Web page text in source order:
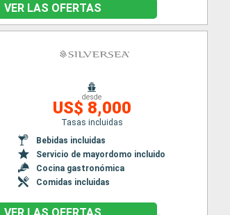
VER LAS OFERTAS
desde
US$ 8,000
Tasas incluidas
Bebidas incluidas
Servicio de mayordomo incluido
Cocina gastronómica
Comidas incluidas